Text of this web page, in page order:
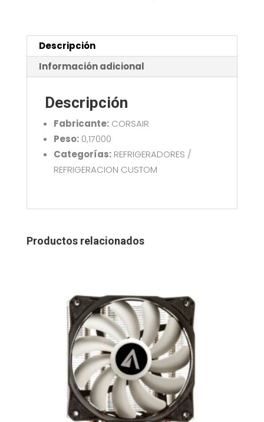
2UNDS
cantidad
Descripción
Información adicional
Descripción
Fabricante:CORSAIR
Peso:0,17000
Categorías:REFRIGERADORES /
REFRIGERACION CUSTOM
Productos relacionados